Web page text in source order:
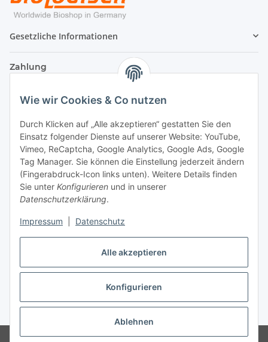
Alle akzeptieren
Konfigurieren
Ablehnen
Wie wir Cookies & Co nutzen
Durch Klicken auf „Alle akzeptieren“ gestatten Sie den
Einsatz folgender Dienste auf unserer Website: YouTube,
Vimeo, ReCaptcha, Google Analytics, Google Ads, Google
Tag Manager. Sie können die Einstellung jederzeit ändern
(Fingerabdruck-Icon links unten). Weitere Details finden
Sie unter Konfigurieren und in unserer
Datenschutzerklärung.
Impressum Datenschutz
Gesetzliche Informationen
Zahlung
Versand
Vertrag widerrufen
* Alle Preise inkl. gesetzlicher USt., zzgl.Versand
© Biologisch24.com, Biologisch24 GmbH